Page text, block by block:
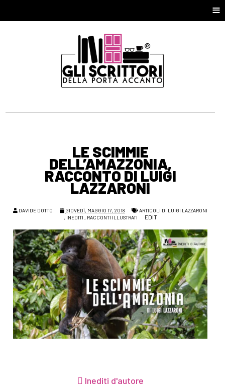
≡
LE SCIMMIE
DELL’AMAZZONIA,
RACCONTO DI LUIGI
LAZZARONI
DAVIDE DOTTO GIOVEDÌ, MAGGIO 17, 2018
ARTICOLI DI LUIGI LAZZARONI
, INEDITI , RACCONTI ILLUSTRATI EDIT
Inediti d'autore